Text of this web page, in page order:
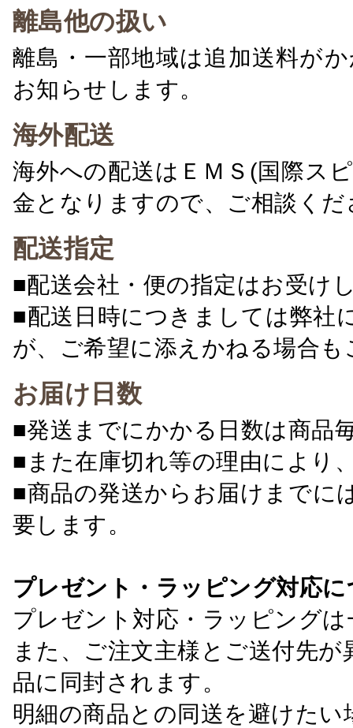
離島他の扱い
離島・一部地域は追加送料が
お知らせします。
海外配送
海外への配送はＥＭＳ(国際ス
金となりますので、ご相談くだ
配送指定
■配送会社・便の指定はお受け
■配送日時につきましては弊社
が、ご希望に添えかねる場合
お届け日数
■発送までにかかる日数は商品
■また在庫切れ等の理由により
■商品の発送からお届けまでに
要します。
プレゼント・ラッピング対応
プレゼント対応・ラッピング
また、ご注文主様とご送付先
品に同封されます。
明細の商品との同送を避けた